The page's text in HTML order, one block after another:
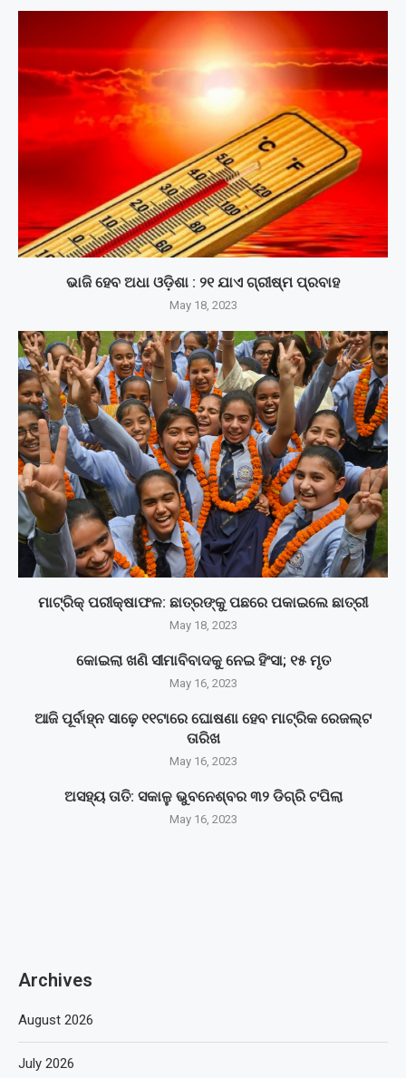
ଭାଜି ହେବ ଅଧା ଓଡ଼ିଶା : ୨୧ ଯାଏ ଗ୍ରୀଷ୍ମ ପ୍ରବାହ
May 18, 2023
ମାଟ୍ରିକ୍‌ ପରୀକ୍ଷାଫଳ: ଛାତ୍ରଙ୍କୁ ପଛରେ ପକାଇଲେ ଛାତ୍ରୀ
May 18, 2023
କୋଇଲା ଖଣି ସୀମାବିବାଦକୁ ନେଇ ହିଂସା; ୧୫ ମୃତ
May 16, 2023
ଆଜି ପୂର୍ବାହ୍ନ ସାଢ଼େ ୧୧ଟାରେ ଘୋଷଣା ହେବ ମାଟ୍ରିକ ରେଜଲ୍ଟ
ତାରିଖ
May 16, 2023
ଅସହ୍ୟ ତାତି: ସକାଳୁ ଭୁବନେଶ୍ବର ୩୨ ଡିଗ୍ରି ଟପିଲା
May 16, 2023
Archives
August 2026
July 2026